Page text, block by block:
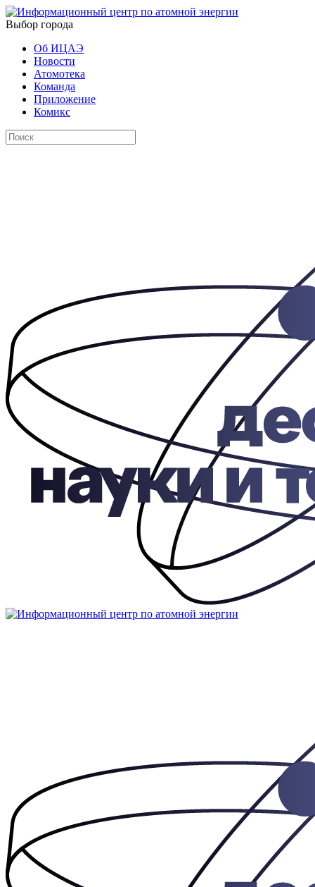
Выбор города
Об ИЦАЭ
Новости
Атомотека
Команда
Приложение
Комикс